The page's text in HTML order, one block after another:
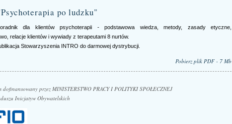
po ludzku"
dla klientów psychoterapii - podstawowa wiedza, metody, zasady etyczne,
relacje klientów i wywiady z terapeutami 8 nurtów.
Stowarzyszenia INTRO do darmowej dystrybucji.
Pobierz plik PDF - 7 Mb
dofinansowany przez MINISTERSTWO PRACY I POLITYKI SPOŁECZNEJ
Inicjatyw Obywatelskich